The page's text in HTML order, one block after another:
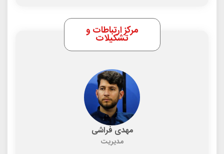
مرکز ارتباطات و
تشکیلات
مهدی فراشی
مدیریت